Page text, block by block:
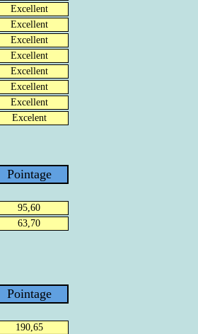
Excellent
Excellent
Excellent
Excellent
Excellent
Excellent
Excellent
Excelent
Pointage
95,60
63,70
Pointage
190,65